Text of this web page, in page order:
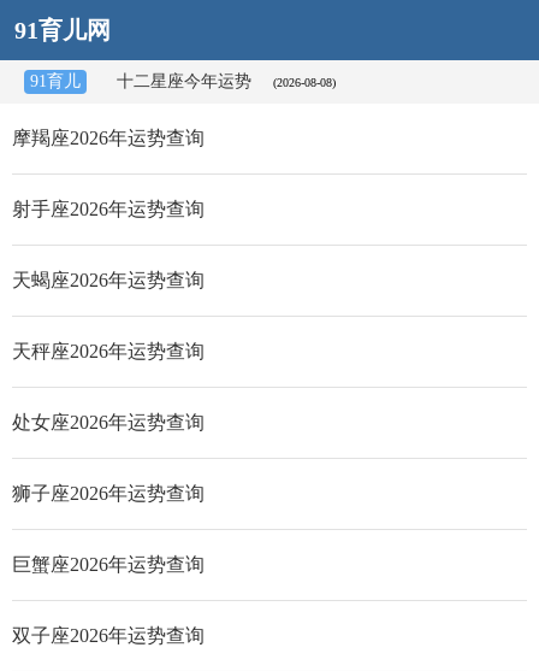
91育儿网
91育儿 十二星座今年运势 (2026-08-08)
摩羯座2026年运势查询
射手座2026年运势查询
天蝎座2026年运势查询
天秤座2026年运势查询
处女座2026年运势查询
狮子座2026年运势查询
巨蟹座2026年运势查询
双子座2026年运势查询